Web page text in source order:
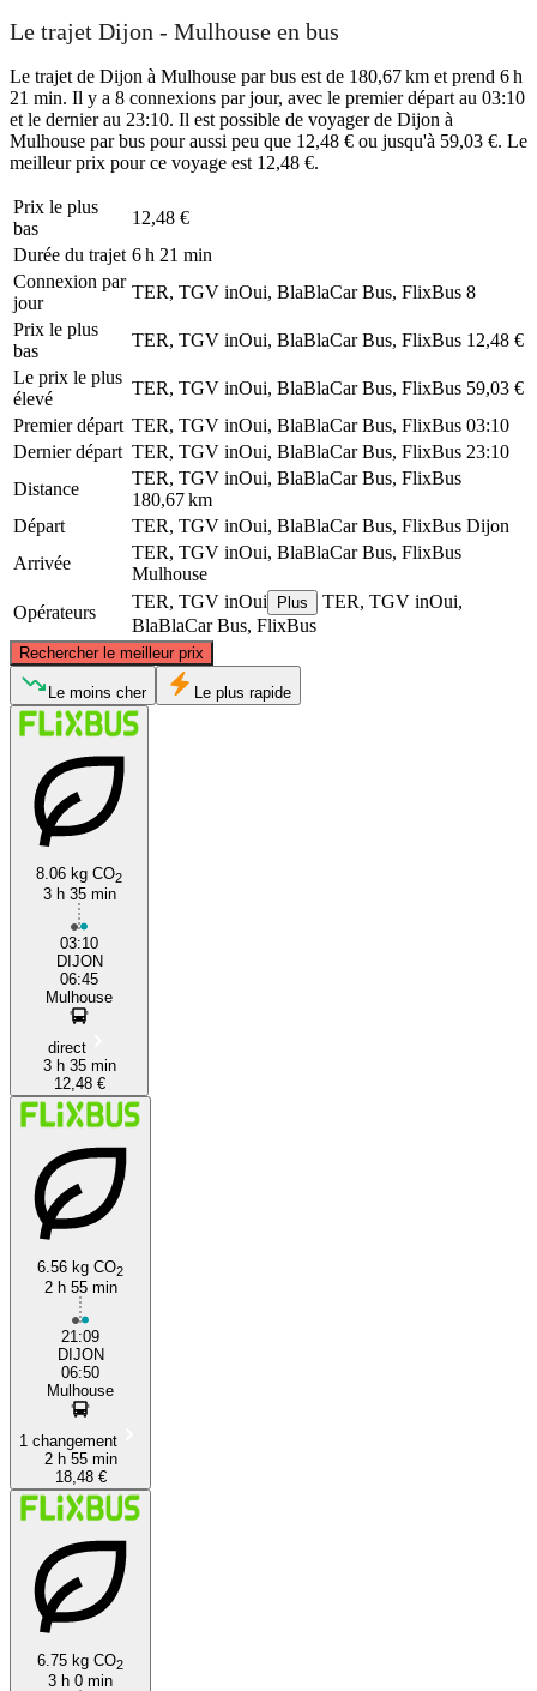
Le trajet Dijon - Mulhouse en bus
Le trajet de Dijon à Mulhouse par bus est de 180,67 km et prend 6 h
21 min. Il y a 8 connexions par jour, avec le premier départ au 03:10
et le dernier au 23:10. Il est possible de voyager de Dijon à
Mulhouse par bus pour aussi peu que 12,48 € ou jusqu'à 59,03 €. Le
meilleur prix pour ce voyage est 12,48 €.
Prix ​​le plus
bas
12,48 €
Durée du trajet 6 h 21 min
Connexion par
jour
TER, TGV inOui, BlaBlaCar Bus, FlixBus 8
Prix ​​le plus
bas
TER, TGV inOui, BlaBlaCar Bus, FlixBus 12,48 €
Le prix le plus
élevé
TER, TGV inOui, BlaBlaCar Bus, FlixBus 59,03 €
Premier départ TER, TGV inOui, BlaBlaCar Bus, FlixBus 03:10
Dernier départ TER, TGV inOui, BlaBlaCar Bus, FlixBus 23:10
Distance
TER, TGV inOui, BlaBlaCar Bus, FlixBus
180,67 km
Départ
TER, TGV inOui, BlaBlaCar Bus, FlixBus Dijon
Arrivée
TER, TGV inOui, BlaBlaCar Bus, FlixBus
Mulhouse
Opérateurs
TER, TGV inOui Plus
TER, TGV inOui,
BlaBlaCar Bus, FlixBus
Rechercher le meilleur prix
©CARTO
Le moins cher Le plus rapide
8.06 kg CO2
3 h 35 min
03:10
DIJON
06:45
Mulhouse
direct
3 h 35 min
12,48 €
6.56 kg CO2
2 h 55 min
21:09
DIJON
06:50
Mulhouse
1 changement
2 h 55 min
18,48 €
6.75 kg CO2
3 h 0 min